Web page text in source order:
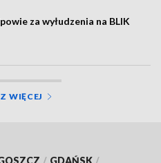
za wyłudzenia na BLIK
WIĘCEJ
/ GDAŃSK /